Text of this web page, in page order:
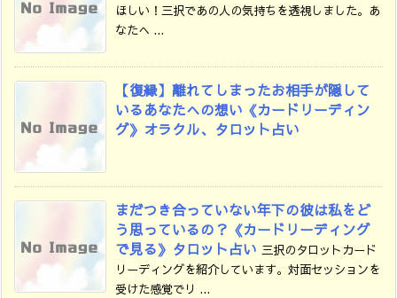
ほしい！三択であの人の気持ちを透視しました。あ
なたへ ...
【復縁】離れてしまったお相手が隠して
いるあなたへの想い《カードリーディン
グ》オラクル、タロット占い
まだつき合っていない年下の彼は私をど
う思っているの？《カードリーディング
で見る》タロット占い 三択のタロットカード
リーディングを紹介しています。対面セッションを
受けた感覚でリ ...